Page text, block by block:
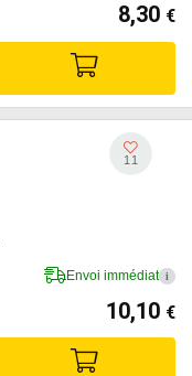
8,30 €
11
Envoi immédiat i
10,10 €